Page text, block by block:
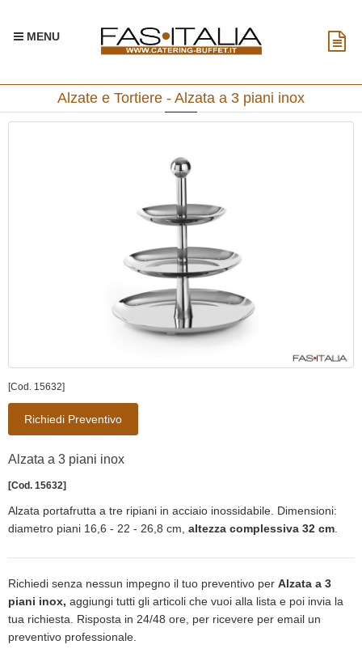
MENU
Alzate e Tortiere - Alzata a 3 piani inox
[Cod. 15632]
Richiedi Preventivo
Alzata a 3 piani inox
[Cod. 15632]
Alzata portafrutta a tre ripiani in acciaio inossidabile. Dimensioni:
diametro piani 16,6 - 22 - 26,8 cm, altezza complessiva 32 cm.
Richiedi senza nessun impegno il tuo preventivo per Alzata a 3
piani inox, aggiungi tutti gli articoli che vuoi alla lista e poi invia la
tua richiesta. Risposta in 24/48 ore, per ricevere per email un
preventivo professionale.